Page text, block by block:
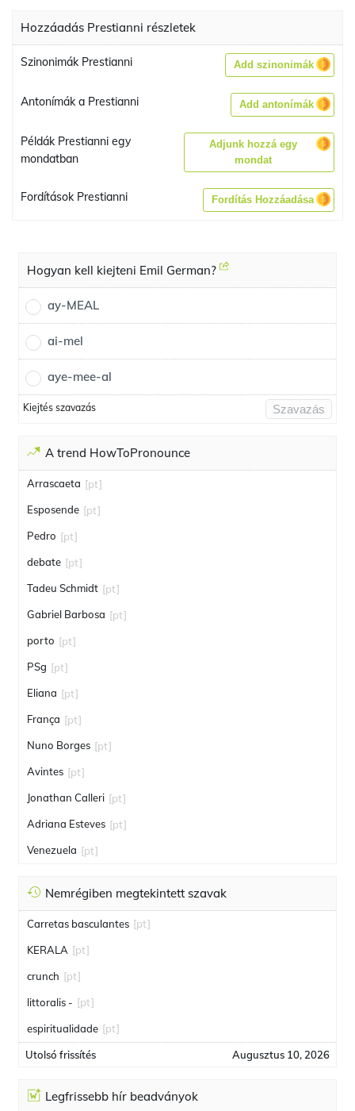
Hozzáadás Prestianni részletek
Szinonimák Prestianni Add szinonimák
Antonímák a Prestianni Add antonímák
Példák Prestianni egy
mondatban
Adjunk hozzá egy
mondat
Fordítások Prestianni Fordítás Hozzáadása
Hogyan kell kiejteni Emil German?
ay-MEAL
ai-mel
aye-mee-al
Kiejtés szavazás Szavazás
A trend HowToPronounce
Arrascaeta [pt]
Esposende [pt]
Pedro [pt]
debate [pt]
Tadeu Schmidt [pt]
Gabriel Barbosa [pt]
porto [pt]
PSg [pt]
Eliana [pt]
França [pt]
Nuno Borges [pt]
Avintes [pt]
Jonathan Calleri [pt]
Adriana Esteves [pt]
Venezuela [pt]
Nemrégiben megtekintett szavak
Carretas basculantes [pt]
KERALA [pt]
crunch [pt]
littoralis - [pt]
espiritualidade [pt]
Utolsó frissítés Augusztus 10, 2026
Legfrissebb hír beadványok